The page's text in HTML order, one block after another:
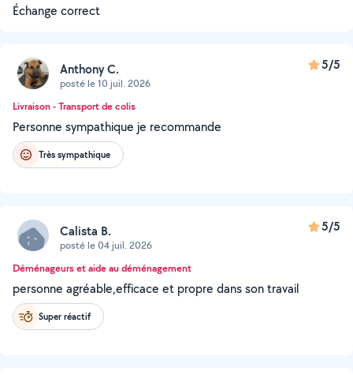
Échange correct
Anthony C.
posté le 10 juil. 2026
5/5
Livraison - Transport de colis
Personne sympathique je recommande
Très sympathique
Calista B.
posté le 04 juil. 2026
5/5
Déménageurs et aide au déménagement
personne agréable,efficace et propre dans son travail
Super réactif